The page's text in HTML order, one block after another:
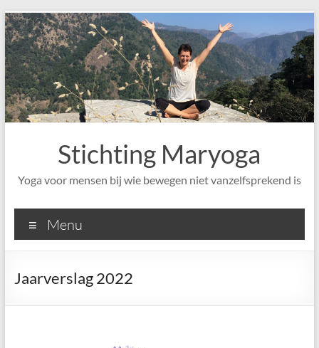
Ga
naar
de
inhoud
Stichting Maryoga
Yoga voor mensen bij wie bewegen niet vanzelfsprekend is
Menu
Jaarverslag 2022